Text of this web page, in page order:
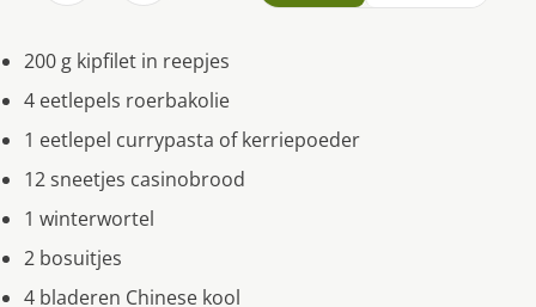
200 g kipfilet in reepjes
4 eetlepels roerbakolie
1 eetlepel currypasta of kerriepoeder
12 sneetjes casinobrood
1 winterwortel
2 bosuitjes
4 bladeren Chinese kool